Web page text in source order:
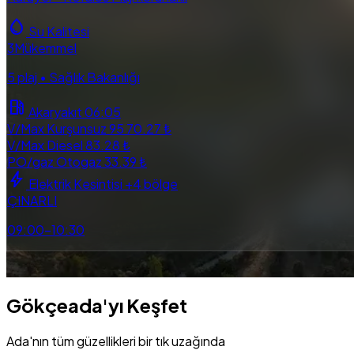
water_drop Su Kalitesi
3Mükemmel
5 plaj • Sağlık Bakanlığı
local_gas_station Akaryakıt06:05
V/Max Kurşunsuz 95 70.27 ₺
V/Max Diesel83.28 ₺
PO/gaz Otogaz33.39 ₺
bolt Elektrik Kesintisi +4 bölge
ÇINARLI
09:00–10:30
directions_bus Otobüs local_taxi Taksi map Harita exploreTüm Rehber
Gökçeada'yı Keşfet
Ada'nın tüm güzellikleri bir tık uzağında